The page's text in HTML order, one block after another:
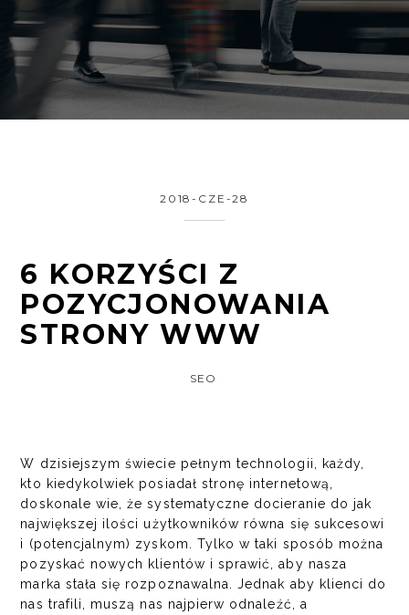
2018-CZE-28
6 KORZYŚCI Z
POZYCJONOWANIA
STRONY WWW
SEO
W dzisiejszym świecie pełnym technologii, każdy,
kto kiedykolwiek posiadał stronę internetową,
doskonale wie, że systematyczne docieranie do jak
największej ilości użytkowników równa się sukcesowi
i (potencjalnym) zyskom. Tylko w taki sposób można
pozyskać nowych klientów i sprawić, aby nasza
marka stała się rozpoznawalna. Jednak aby klienci do
nas trafili, muszą nas najpierw odnaleźć, a